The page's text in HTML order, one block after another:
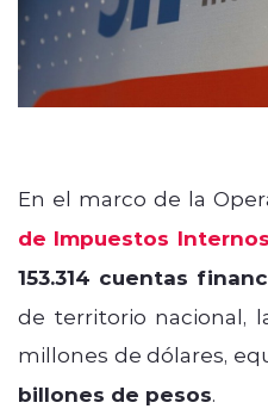
En el marco de la
de Impuestos Internos
153.314 cuentas
de territorio nacional,
millones de dólares,
billones de pesos.